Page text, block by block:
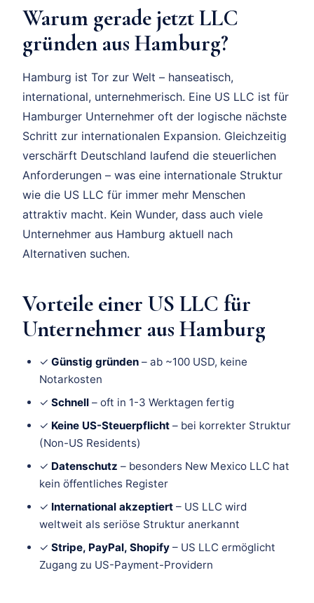
Warum gerade jetzt LLC
gründen aus Hamburg?
Hamburg ist Tor zur Welt – hanseatisch,
international, unternehmerisch. Eine US LLC ist für
Hamburger Unternehmer oft der logische nächste
Schritt zur internationalen Expansion. Gleichzeitig
verschärft Deutschland laufend die steuerlichen
Anforderungen – was eine internationale Struktur
wie die US LLC für immer mehr Menschen
attraktiv macht. Kein Wunder, dass auch viele
Unternehmer aus Hamburg aktuell nach
Alternativen suchen.
Vorteile einer US LLC für
Unternehmer aus Hamburg
✓ Günstig gründen – ab ~100 USD, keine
Notarkosten
✓ Schnell – oft in 1-3 Werktagen fertig
✓ Keine US-Steuerpflicht – bei korrekter Struktur
(Non-US Residents)
✓ Datenschutz – besonders New Mexico LLC hat
kein öffentliches Register
✓ International akzeptiert – US LLC wird
weltweit als seriöse Struktur anerkannt
✓ Stripe, PayPal, Shopify – US LLC ermöglicht
Zugang zu US-Payment-Providern